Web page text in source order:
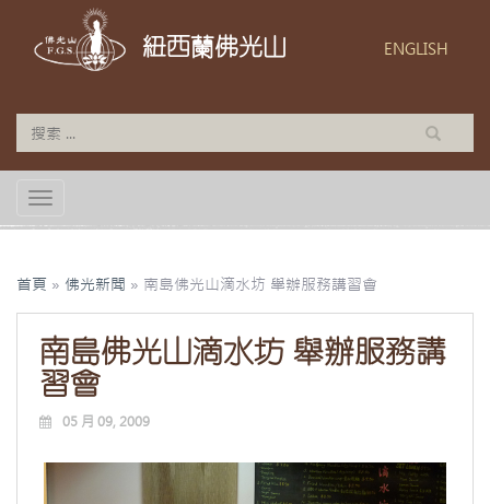
紐西蘭佛光山 ENGLISH
TOGGLE NAVIGATION
首頁 » 佛光新聞 » 南島佛光山滴水坊 舉辦服務講習會
南島佛光山滴水坊 舉辦服務講
習會
05 月 09, 2009